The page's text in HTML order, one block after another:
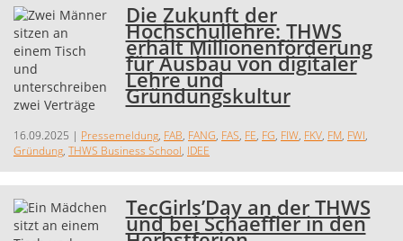
Die Zukunft der
Hochschullehre: THWS
erhält Millionenförderung
für Ausbau von digitaler
Lehre und
Gründungskultur
16.09.2025 | Pressemeldung, FAB, FANG, FAS, FE, FG, FIW, FKV, FM, FWI,
Gründung, THWS Business School, IDEE
TecGirls’Day an der THWS
und bei Schaeffler in den